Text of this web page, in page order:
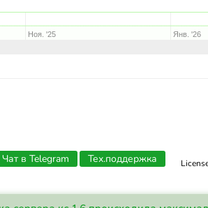
Ноя. '25 Янв. '26
Чат в Telegram Тех.поддержка